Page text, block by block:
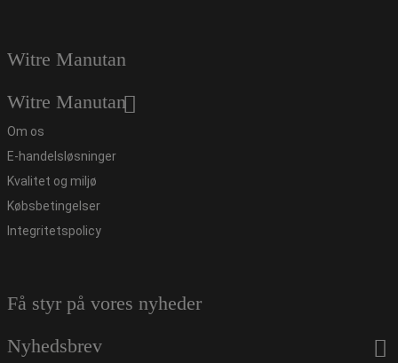
Witre Manutan
Witre Manutan
Om os
E-handelsløsninger
Kvalitet og miljø
Købsbetingelser
Integritetspolicy
Få styr på vores nyheder
Nyhedsbrev